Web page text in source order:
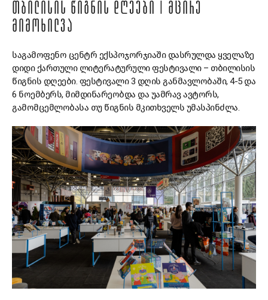
ᲗᲑᲘᲚᲘᲡᲘᲡ ᲬᲘᲒᲜᲘᲡ ᲓᲦᲔᲔᲑᲘ | ᲛᲪᲘᲠᲔ
ᲛᲘᲛᲝᲮᲘᲚᲕᲐ
საგამოფენო ცენტრ ექსპოჯორჯიაში დასრულდა ყველაზე
დიდი ქართული ლიტერატურული ფესტივალი – თბილისის
წიგნის დღეები. ფესტივალი 3 დღის განმავლობაში, 4-5 და
6 ნოემბერს, მიმდინარეობდა და უამრავ ავტორს,
გამომცემლობასა თუ წიგნის მკითხველს უმასპინძლა.